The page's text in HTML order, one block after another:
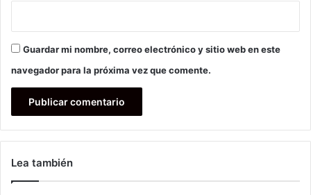
Guardar mi nombre, correo electrónico y sitio web en este
navegador para la próxima vez que comente.
Lea también